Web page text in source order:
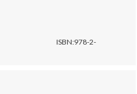
ISBN:978-2-